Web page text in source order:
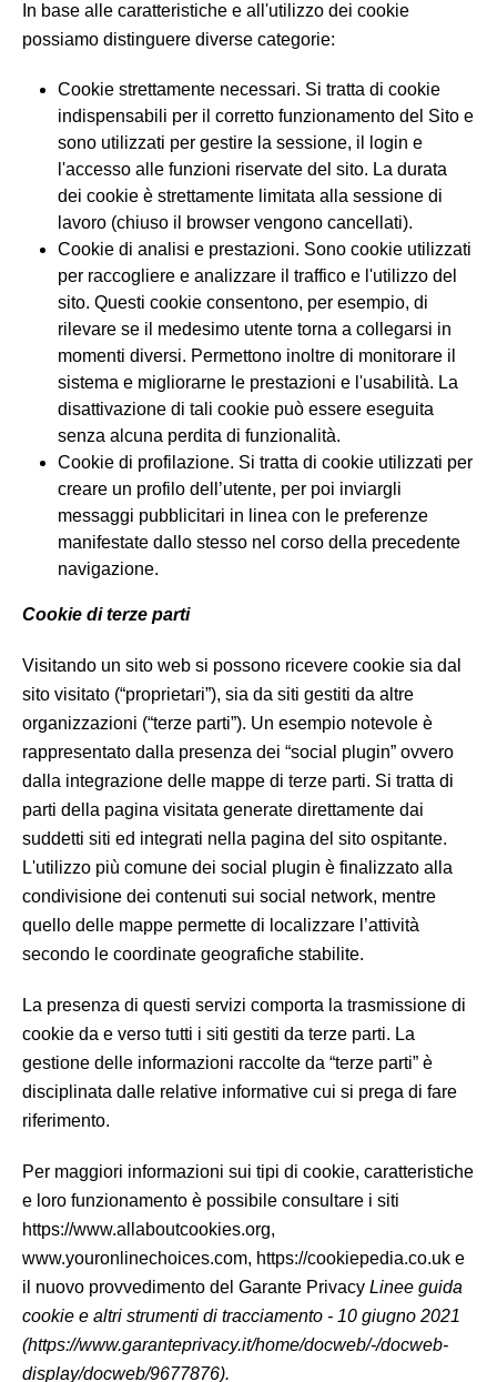
In base alle caratteristiche e all'utilizzo dei cookie
possiamo distinguere diverse categorie:
Cookie strettamente necessari. Si tratta di cookie
indispensabili per il corretto funzionamento del Sito e
sono utilizzati per gestire la sessione, il login e
l'accesso alle funzioni riservate del sito. La durata
dei cookie è strettamente limitata alla sessione di
lavoro (chiuso il browser vengono cancellati).
Cookie di analisi e prestazioni. Sono cookie utilizzati
per raccogliere e analizzare il traffico e l'utilizzo del
sito. Questi cookie consentono, per esempio, di
rilevare se il medesimo utente torna a collegarsi in
momenti diversi. Permettono inoltre di monitorare il
sistema e migliorarne le prestazioni e l'usabilità. La
disattivazione di tali cookie può essere eseguita
senza alcuna perdita di funzionalità.
Cookie di profilazione. Si tratta di cookie utilizzati per
creare un profilo dell’utente, per poi inviargli
messaggi pubblicitari in linea con le preferenze
manifestate dallo stesso nel corso della precedente
navigazione.
Cookie di terze parti
Visitando un sito web si possono ricevere cookie sia dal
sito visitato (“proprietari”), sia da siti gestiti da altre
organizzazioni (“terze parti”). Un esempio notevole è
rappresentato dalla presenza dei “social plugin” ovvero
dalla integrazione delle mappe di terze parti. Si tratta di
parti della pagina visitata generate direttamente dai
suddetti siti ed integrati nella pagina del sito ospitante.
L'utilizzo più comune dei social plugin è finalizzato alla
condivisione dei contenuti sui social network, mentre
quello delle mappe permette di localizzare l’attività
secondo le coordinate geografiche stabilite.
La presenza di questi servizi comporta la trasmissione di
cookie da e verso tutti i siti gestiti da terze parti. La
gestione delle informazioni raccolte da “terze parti” è
disciplinata dalle relative informative cui si prega di fare
riferimento.
Per maggiori informazioni sui tipi di cookie, caratteristiche
e loro funzionamento è possibile consultare i siti
https://www.allaboutcookies.org,
www.youronlinechoices.com, https://cookiepedia.co.uk e
il nuovo provvedimento del Garante Privacy Linee guida
cookie e altri strumenti di tracciamento - 10 giugno 2021
(https://www.garanteprivacy.it/home/docweb/-/docweb-
display/docweb/9677876).